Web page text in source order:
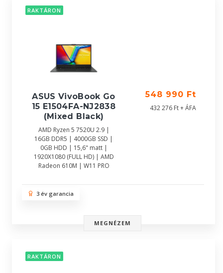
RAKTÁRON
ASUS VivoBook Go
15 E1504FA-NJ2838
(Mixed Black)
AMD Ryzen 5 7520U 2.9 |
16GB DDR5 | 4000GB SSD |
0GB HDD | 15,6" matt |
1920X1080 (FULL HD) | AMD
Radeon 610M | W11 PRO
548 990 Ft
432 276 Ft + ÁFA
3 év garancia
MEGNÉZEM
RAKTÁRON